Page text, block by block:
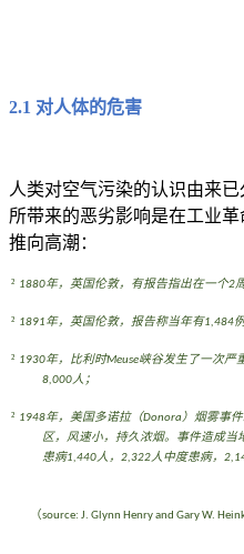
2.1 对人体的危害
人类对空气污染的认识由来
所带来的恶劣影响是在工业
推向高潮：
² 1880年，英国伦敦，有报告指出在一个2
² 1891年，英国伦敦，报告称当年有1,484
² 1930年，比利时Meuse峡谷发生了一次严
8,000人；
² 1948年，美国多诺拉（Donora）烟雾事
区，风速小，持久浓烟。事件造成当
患病1,440人， 2,322人中度患病，
（source: J. Glynn Henry and Gary W.